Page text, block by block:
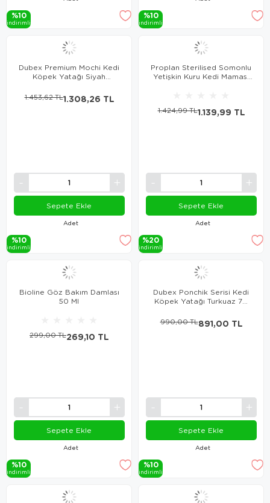
%10
i̇ndi̇ri̇mli̇
%10
i̇ndi̇ri̇mli̇
Dubex Premium Mochi Kedi
Köpek Yatağı Siyah
Adet
1.308,26 TL
1.453,62 TL
Sepete Ekle
%10
i̇ndi̇ri̇mli̇
Proplan Sterilised Somonlu
Yetişkin Kuru Kedi Maması
Adet
1.139,99 TL
1.424,99 TL
Sepete Ekle
%20
i̇ndi̇ri̇mli̇
Bioline Göz Bakım Damlası
50 Ml
Adet
269,10 TL
299,00 TL
Sepete Ekle
%10
i̇ndi̇ri̇mli̇
Dubex Ponchik Serisi Kedi
Köpek Yatağı Turkuaz 70
Adet
891,00 TL
990,00 TL
Sepete Ekle
%10
i̇ndi̇ri̇mli̇